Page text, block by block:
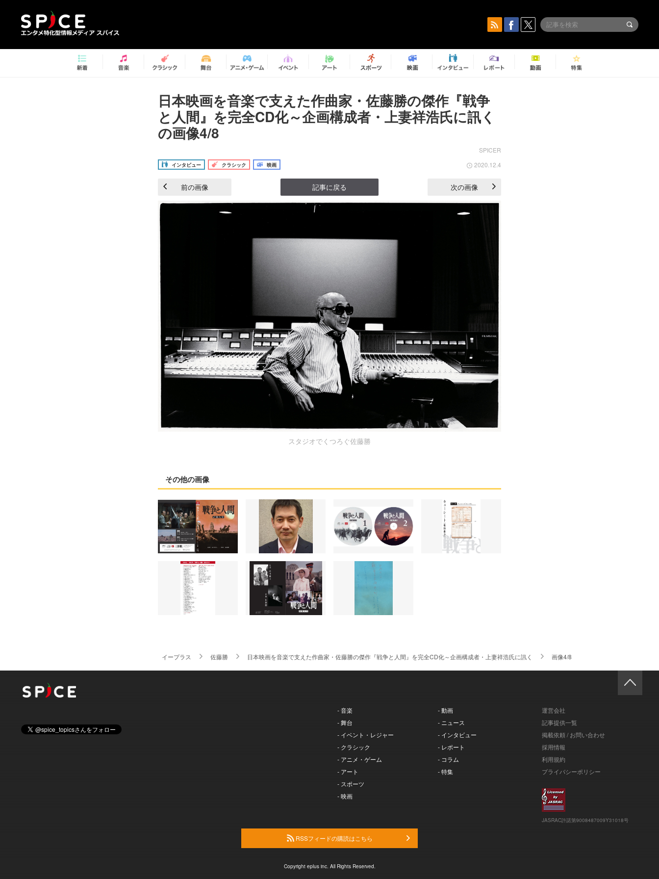
日本映画を音楽で支えた作曲家・佐藤勝の傑作『戦争
と人間』を完全CD化～企画構成者・上妻祥浩氏に訊く
の画像4/8
SPICER
インタビュー クラシック 映画 2020.12.4
前の画像 記事に戻る 次の画像
スタジオでくつろぐ佐藤勝
その他の画像
イープラス 佐藤勝 日本映画を音楽で支えた作曲家・佐藤勝の傑作『戦争と人間』を完全CD化～企画構成者・上妻祥浩氏に訊く 画像4/8
- 音楽
- 舞台
- イベント・レジャー
- クラシック
- アニメ・ゲーム
- アート
- スポーツ
- 映画
- 動画
- ニュース
- インタビュー
- レポート
- コラム
- 特集
運営会社
記事提供一覧
掲載依頼 / お問い合わせ
採用情報
利用規約
プライバシーポリシー
JASRAC許諾第9008487009Y31018号
RSSフィードの購読はこちら
Copyright eplus inc. All Rights Reserved.